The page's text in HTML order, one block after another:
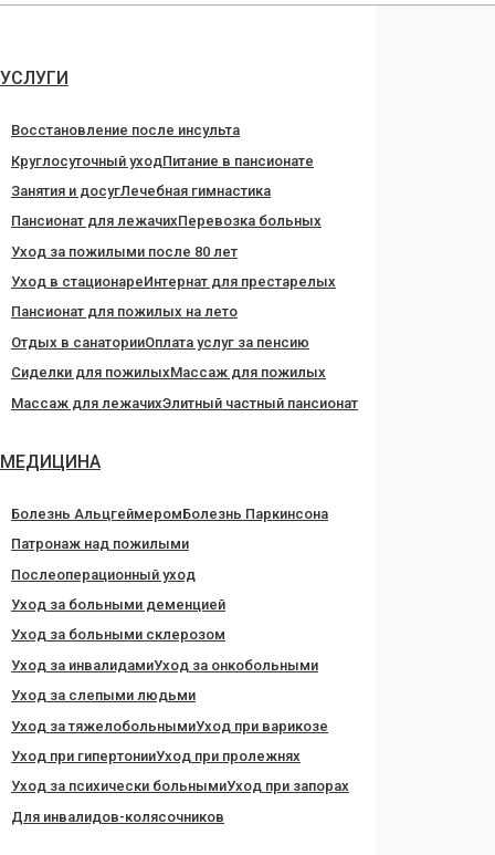
Перейти
содержанию
УСЛУГИ
Восстановление после инсульта
Круглосуточный уходПитание в пансионате
Занятия и досугЛечебная гимнастика
Пансионат для лежачихПеревозка больных
Уход за пожилыми после 80 лет
Уход в стационареИнтернат для престарелых
Пансионат для пожилых на лето
Отдых в санаторииОплата услуг за пенсию
Сиделки для пожилыхМассаж для пожилых
Массаж для лежачихЭлитный частный пансионат
МЕДИЦИНА
Болезнь АльцгеймеромБолезнь Паркинсона
Патронаж над пожилыми
Послеоперационный уход
Уход за больными деменцией
Уход за больными склерозом
Уход за инвалидамиУход за онкобольными
Уход за слепыми людьми
Уход за тяжелобольнымиУход при варикозе
Уход при гипертонииУход при пролежнях
Уход за психически больнымиУход при запорах
Для инвалидов-колясочников